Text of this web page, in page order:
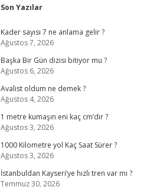
Sidebar
Son Yazılar
Kader sayısı 7 ne anlama gelir ?
Ağustos 7, 2026
Başka Bir Gün dizisi bitiyor mu ?
Ağustos 6, 2026
Avalist oldum ne demek ?
Ağustos 4, 2026
1 metre kumaşın eni kaç cm’dir ?
Ağustos 3, 2026
1000 Kilometre yol Kaç Saat Sürer ?
Ağustos 3, 2026
İstanbuldan Kayseri’ye hızlı tren var mı ?
Temmuz 30, 2026